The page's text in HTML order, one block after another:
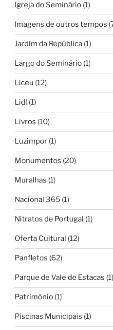
Igreja do Seminário (1)
Imagens de outros tempos
Jardim da República (1)
Largo do Seminário (1)
Liceu (12)
Lidl (1)
Livros (10)
Luzimpor (1)
Monumentos (20)
Muralhas (1)
Nacional 365 (1)
Nitratos de Portugal (1)
Oferta Cultural (12)
Panfletos (62)
Parque de Vale de Estacas (1)
Património (1)
Piscinas Municipais (1)